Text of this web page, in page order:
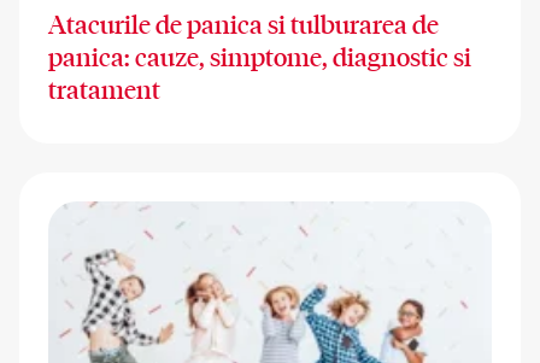
Atacurile de panica si tulburarea de
panica: cauze, simptome, diagnostic si
tratament